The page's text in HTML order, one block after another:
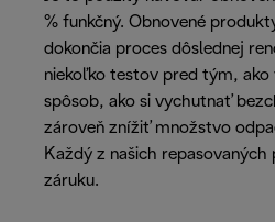
% funkčný. Obnovené
dokončia proces dôslednej
niekoľko testov pred tým, ako
spôsob, ako si vychutnať
zároveň znížiť množstvo
Každý z našich
záruku.